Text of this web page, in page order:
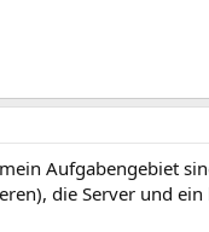
Aufgabengebiet
die Server und ein